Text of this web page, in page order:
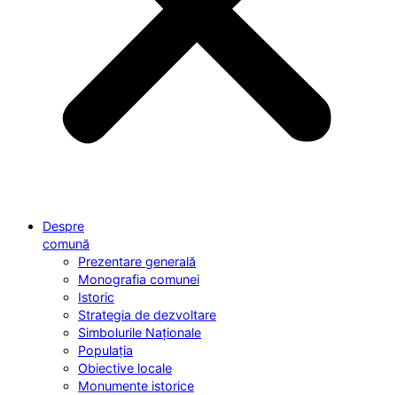
Despre
comună
Prezentare generală
Monografia comunei
Istoric
Strategia de dezvoltare
Simbolurile Naționale
Populația
Obiective locale
Monumente istorice